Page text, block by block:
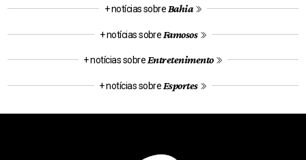
+ notícias sobre Bahia
+ notícias sobre Famosos
+ notícias sobre Entretenimento
+ notícias sobre Esportes